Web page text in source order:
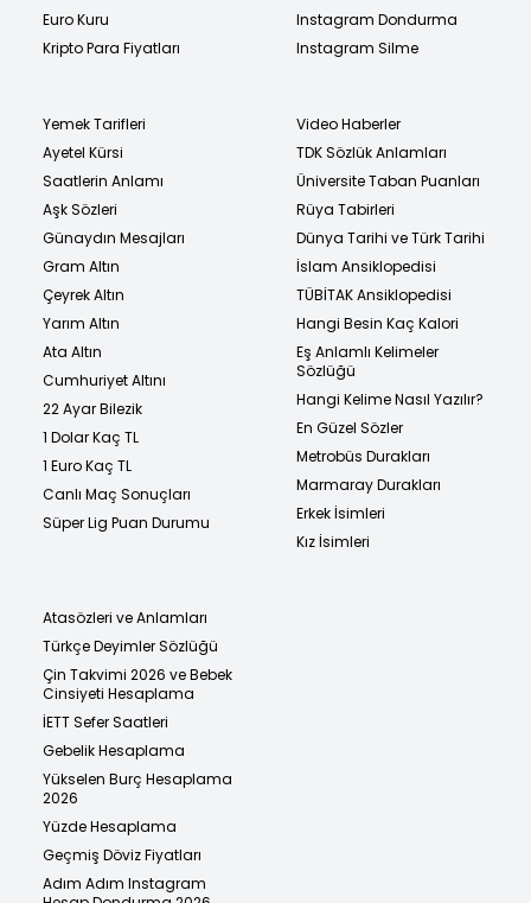
Euro Kuru
Kripto Para Fiyatları
Instagram Dondurma
Instagram Silme
Yemek Tarifleri
Ayetel Kürsi
Saatlerin Anlamı
Aşk Sözleri
Günaydın Mesajları
Gram Altın
Çeyrek Altın
Yarım Altın
Ata Altın
Cumhuriyet Altını
22 Ayar Bilezik
1 Dolar Kaç TL
1 Euro Kaç TL
Canlı Maç Sonuçları
Süper Lig Puan Durumu
Video Haberler
TDK Sözlük Anlamları
Üniversite Taban Puanları
Rüya Tabirleri
Dünya Tarihi ve Türk Tarihi
İslam Ansiklopedisi
TÜBİTAK Ansiklopedisi
Hangi Besin Kaç Kalori
Eş Anlamlı Kelimeler
Sözlüğü
Hangi Kelime Nasıl Yazılır?
En Güzel Sözler
Metrobüs Durakları
Marmaray Durakları
Erkek İsimleri
Kız İsimleri
Atasözleri ve Anlamları
Türkçe Deyimler Sözlüğü
Çin Takvimi 2026 ve Bebek
Cinsiyeti Hesaplama
İETT Sefer Saatleri
Gebelik Hesaplama
Yükselen Burç Hesaplama
2026
Yüzde Hesaplama
Geçmiş Döviz Fiyatları
Adım Adım Instagram